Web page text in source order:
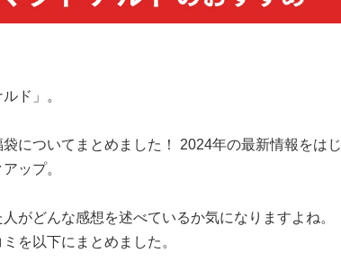
ド」。
についてまとめました！ 2024年の最新情報をはじ
ップ。
がどんな感想を述べているか気になりますよね。
を以下にまとめました。